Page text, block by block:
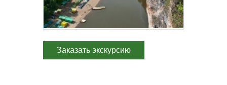
Заказать экскурсию